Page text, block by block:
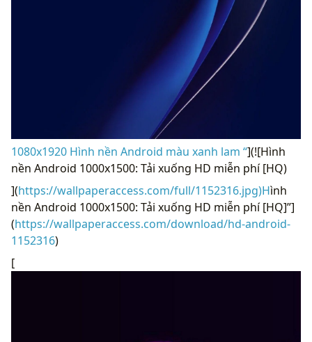
1080x1920 Hình nền Android màu xanh lam “](![Hình
nền Android 1000x1500: Tải xuống HD miễn phí [HQ)
](https://wallpaperaccess.com/full/1152316.jpg)Hình
nền Android 1000x1500: Tải xuống HD miễn phí [HQ]”]
(https://wallpaperaccess.com/download/hd-android-
1152316)
[